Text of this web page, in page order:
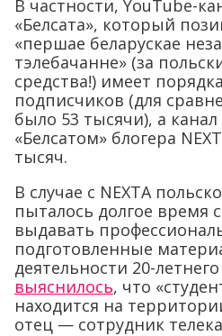
В частности, YouTube-
«Белсата», который
«першае беларускае
тэлебачанне» (за
средства!) имеет
подписчиков (для
было 53 тысячи), а
«Белсатом» блогера
тысяч.
В случае с NEXTA
пыталось долгое время
выдавать
подготовленные
деятельности 20-
выяснилось, что
находится на
отец — сотрудник